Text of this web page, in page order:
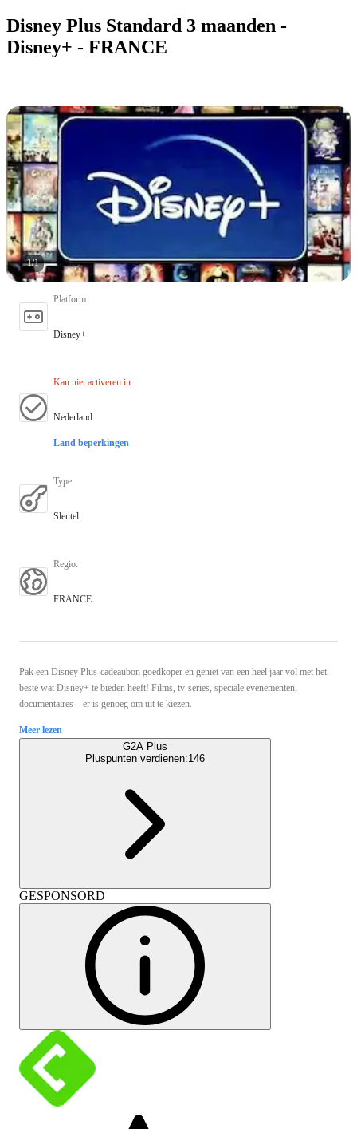
Disney Plus Standard 3 maanden -
Disney+ - FRANCE
1/1
Platform:
Disney+
Kan niet activeren in:
Nederland
Land beperkingen
Type:
Sleutel
Regio:
FRANCE
Pak een Disney Plus-cadeaubon goedkoper en geniet van een heel jaar vol met het
beste wat Disney+ te bieden heeft! Films, tv-series, speciale evenementen,
documentaires – er is genoeg om uit te kiezen.
Meer lezen
G2A Plus
Pluspunten verdienen:146
GESPONSORD